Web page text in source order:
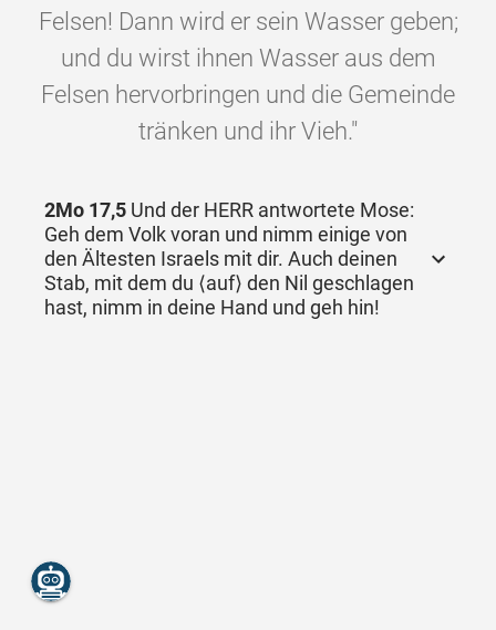
Felsen! Dann wird er sein Wasser geben;
und du wirst ihnen Wasser aus dem
Felsen hervorbringen und die Gemeinde
tränken und ihr Vieh."
2Mo 17,5 Und der HERR antwortete Mose:
Geh dem Volk voran und nimm einige von
den Ältesten Israels mit dir. Auch deinen
Stab, mit dem du ⟨auf⟩ den Nil geschlagen
hast, nimm in deine Hand und geh hin!